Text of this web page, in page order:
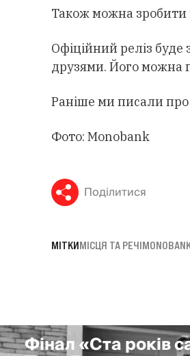
Також можна зробити
Офіційний реліз буде
друзями. Його можна
Раніше ми писали про
Фото: Monobank
Поділитися
МІТКИМІСЦЯ ТА РЕЧІ
Фінал «Ста років